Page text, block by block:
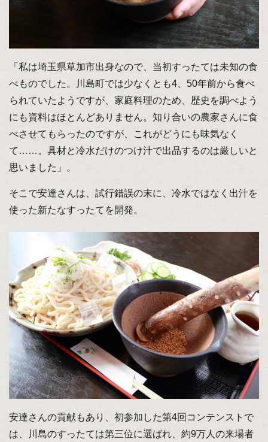
「私は埼玉県草加市出身なので、当初すったては未知の食
べものでした。川島町では少なくとも4、50年前から食べ
られていたようですが、家庭料理のため、歴史を調べよう
にも資料はほとんどありません。知り合いの農家さんに食
べさせてもらったのですが、これがどうにも味気なく
て……。具材と冷水だけのつけ汁で出品するのは厳しいと
思いました」。
そこで安達さんは、試行錯誤の末に、冷水ではなく出汁を
使った新たなすったてを開発。
安達さんの貢献もあり、初参加した第4回コンテンストで
は、川島のすったては第三位に選ばれ、約9万人の来場者